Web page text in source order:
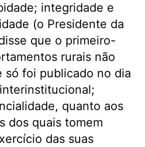
integridade e
(o Presidente da
que o primeiro-
rurais não
só foi publicado no dia
quanto aos
dos quais tomem
das suas